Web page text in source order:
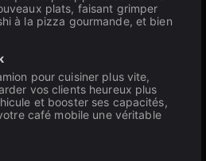
plats, faisant grimper
à la pizza gourmande, et bien
pour cuisiner plus vite,
vos clients heureux plus
et booster ses capacités,
café mobile une véritable